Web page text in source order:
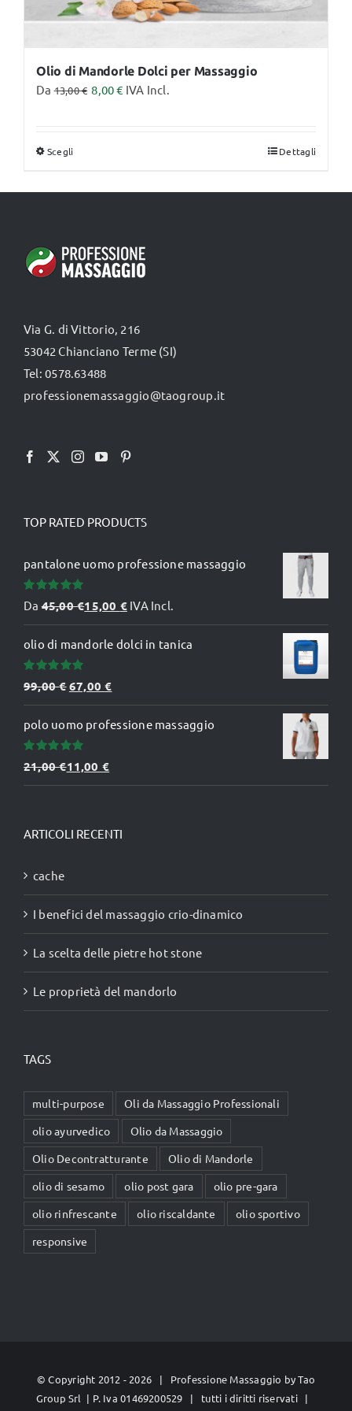
Olio di Mandorle Dolci per Massaggio
Da13,00€ 8,00€ IVA Incl.
Scegli
Le
essere
scelte
nella
pagina
Dettagli
Via G. di Vittorio, 216
53042 Chianciano Terme (SI)
Tel: 0578.63488
professionemassaggio@taogroup.it
TOP RATED PRODUCTS
pantalone uomo professione massaggio
Valutato
5.00su 5
Da45,00€15,00 €IVA Incl.
olio di mandorle dolci in tanica
Valutato
5.00su 5
99,00€Il
prezzo
originale
era:
99,00 €.
67,00€
prezzo
attuale
polo uomo professione massaggio
Valutato
5.00su 5
21,00€11,00 €
ARTICOLI RECENTI
cache
I benefici del massaggio crio-dinamico
La scelta delle pietre hot stone
Le proprietà del mandorlo
TAGS
multi-purpose
Oli da Massaggio Professionali
olio ayurvedico
Olio da Massaggio
Olio Decontratturante
Olio di Mandorle
olio di sesamo
olio post gara
olio pre-gara
olio rinfrescante
olio riscaldante
olio sportivo
responsive
© Copyright 2012 - 2026 | Professione Massaggio byTao
Group Srl | P. Iva 01469200529 | tutti i diritti riservati |